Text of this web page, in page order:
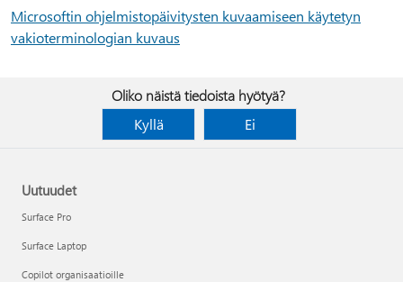
Microsoftin ohjelmistopäivitysten kuvaamiseen käytetyn
vakioterminologian kuvaus
Oliko näistä tiedoista hyötyä?
Kyllä
Ei
Uutuudet
Surface Pro
Surface Laptop
Copilot organisaatioille